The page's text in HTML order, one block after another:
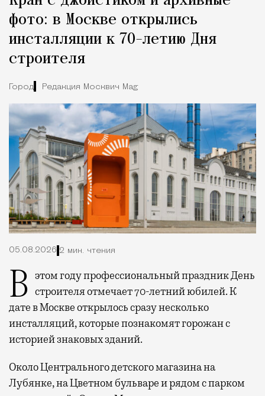
фото: в Москве открылись
инсталляции к 70-летию Дня
строителя
Город Редакция Москвич Mag
05.08.2026 2 мин. чтения
В этом году профессиональный праздник День строителя отмечает 70-летний юбилей. К
дате в Москве открылось сразу несколько
инсталляций, которые познакомят горожан с
историей знаковых зданий.
Около Центрального детского магазина на
Лубянке, на Цветном бульваре и рядом с парком